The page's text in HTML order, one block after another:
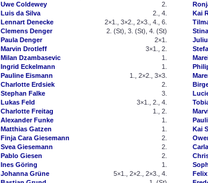
Uwe Coldewey
2.
Luis da Silva
2., 4.
Lennart Denecke
2×1., 3×2., 2×3., 4., 6.
Clemens Denger
2. (St), 3. (St), 4. (St)
Paula Denger
2×1.
Marvin Drotleff
3×1., 2.
Milan Dzambasevic
1.
Ingrid Eckelmann
1.
Pauline Eismann
1., 2×2., 3×3.
Charlotte Erdsiek
2.
Stephan Falke
3.
Lukas Feld
3×1., 2., 4.
Charlotte Freitag
1., 2.
Alexander Funke
1.
Matthias Gatzen
1.
Finja Cara Giesemann
2.
Svea Giesemann
2.
Pablo Giesen
2.
Ines Göring
1.
Johanna Grüne
5×1., 2×2., 2×3., 4.
Kai
Kai